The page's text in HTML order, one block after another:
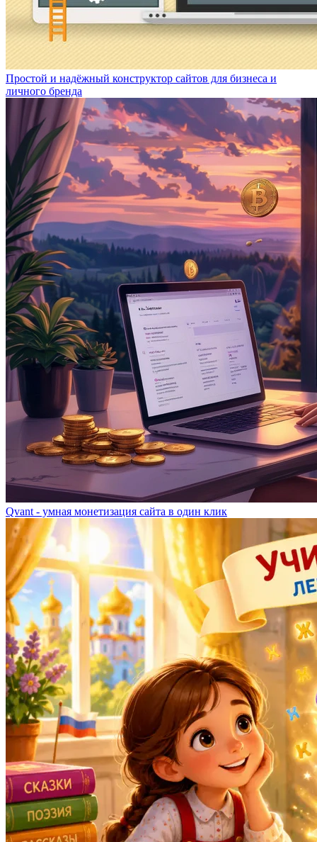
Простой и надёжный конструктор сайтов для бизнеса и
личного бренда
Qvant - умная монетизация сайта в один клик